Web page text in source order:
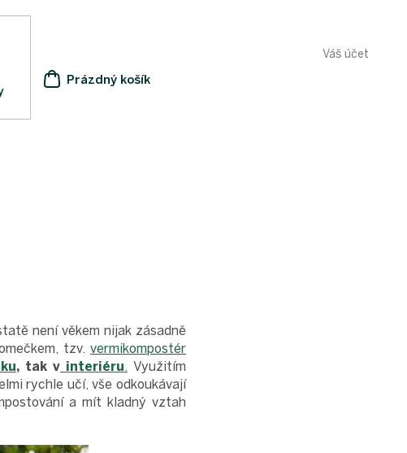
Váš účet
NÁKUPNÍ
Prázdný košík
není věkem nijak zásadně
tzv. vermikompostér
, tak vinteriéru. Využitím
rychle učí, vše odkoukávají
a mít kladný vztah